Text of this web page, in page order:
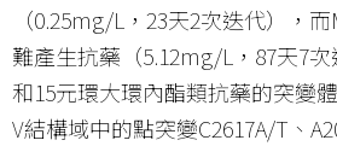
（0.25mg/L，23天2次迭代），
難產生抗藥（5.12mg/L，87天7
和15元環大環內酯類抗藥的突變
V結構域中的點突變C2617A/T、